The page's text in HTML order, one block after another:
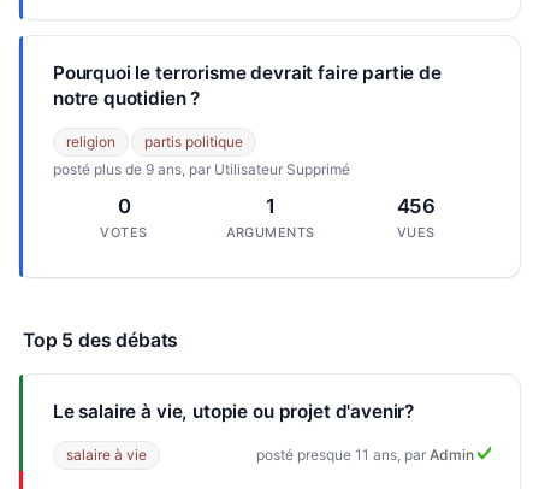
0
VOTES
1
ARGUMENTS
456
VUES
Pourquoi le terrorisme devrait faire partie de
notre quotidien ?
religion
partis politique
posté plus de 9 ans, par Utilisateur Supprimé
Top 5 des débats
Le salaire à vie, utopie ou projet d'avenir?
salaire à vie posté presque 11 ans, parAdmin